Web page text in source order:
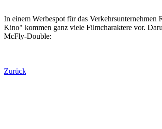
In einem Werbespot für das
Kino" kommen ganz viele Filmcharaktere vor.
McFly-Double:
Zurück